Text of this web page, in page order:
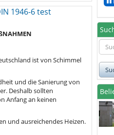
1946-6 test
ist von Schimmel
und die Sanierung von
Deshalb sollten
Anfang an keinen
und ausreichendes Heizen.